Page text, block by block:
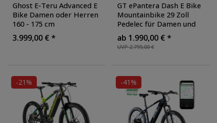
Ghost E-Teru Advanced E
Bike Damen oder Herren
160 - 175 cm
Mountainbike Pedelec
27,5 Zoll E Fahrrad
3.999,00 € *
GT ePantera Dash E Bike
Mountainbike 29 Zoll
Pedelec für Damen und
Herren 160 - 195 cm
Elektrofahrrad E Fahrrad
MTB Hardtail
l
UVP 2.799,00 €
ab 1.990,00 € *
-21% -41%